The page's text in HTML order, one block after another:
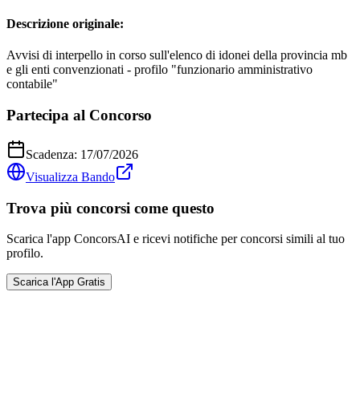
Descrizione originale:
Avvisi di interpello in corso sull'elenco di idonei della provincia mb
e gli enti convenzionati - profilo "funzionario amministrativo
contabile"
Partecipa al Concorso
Scadenza: 17/07/2026
Visualizza Bando
Trova più concorsi come questo
Scarica l'app ConcorsAI e ricevi notifiche per concorsi simili al tuo
profilo.
Scarica l'App Gratis